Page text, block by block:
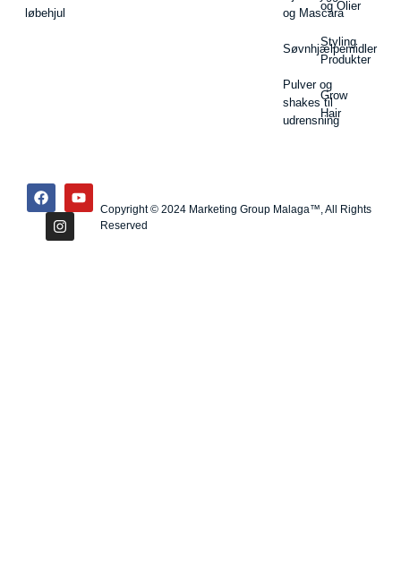
løbehjul
og Mascara
Søvnhjælpemidler
Pulver og
shakes til
udrensning
og Olier
Styling
Produkter
Grow
Hair
Copyright © 2024 Marketing Group Malaga™, All Rights
Reserved